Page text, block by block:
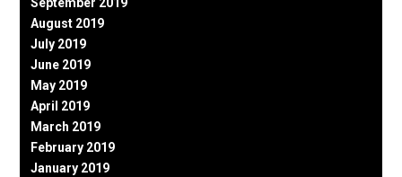
September 2019
August 2019
July 2019
June 2019
May 2019
April 2019
March 2019
February 2019
January 2019